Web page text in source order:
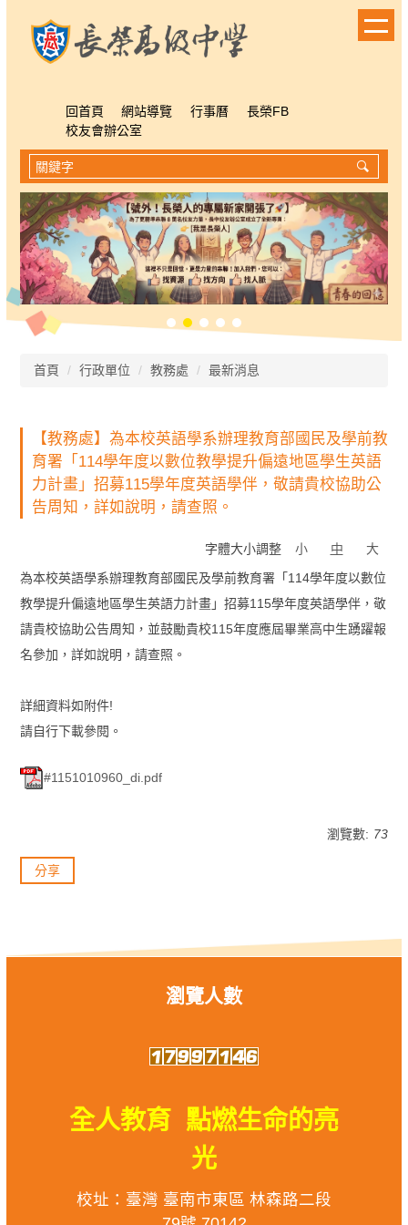
回首頁 網站導覽 行事曆
長榮FB
校友會辦公室
首頁 行政單位 教務處 最新消息
【教務處】為本校英語學系辦理教育部國民及學前教
育署「114學年度以數位教學提升偏遠地區學生英語
力計畫」招募115學年度英語學伴，敬請貴校協助公
告周知，詳如說明，請查照。
字體大小調整 小 中
大
為本校英語學系辦理教育部國民及學前教育署「114學年度以數位
教學提升偏遠地區學生英語力計畫」招募115學年度英語學伴，敬
請貴校協助公告周知，並鼓勵貴校115年度應屆畢業高中生踴躍報
名參加，詳如說明，請查照。
詳細資料如附件!
請自行下載參閱。
#1151010960_di.pdf
瀏覽數: 73
分享
瀏覽人數
全人教育 點燃生命的亮
光
校址：臺灣 臺南市東區 林森路二段